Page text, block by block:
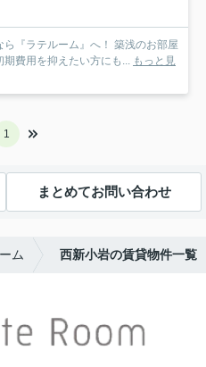
ら『ラテルーム』へ！ 築浅のお部屋
費用を抑えたい方にも...
もっと見
1
まとめてお問い合わせ
ム 西新小岩の賃貸物件一覧